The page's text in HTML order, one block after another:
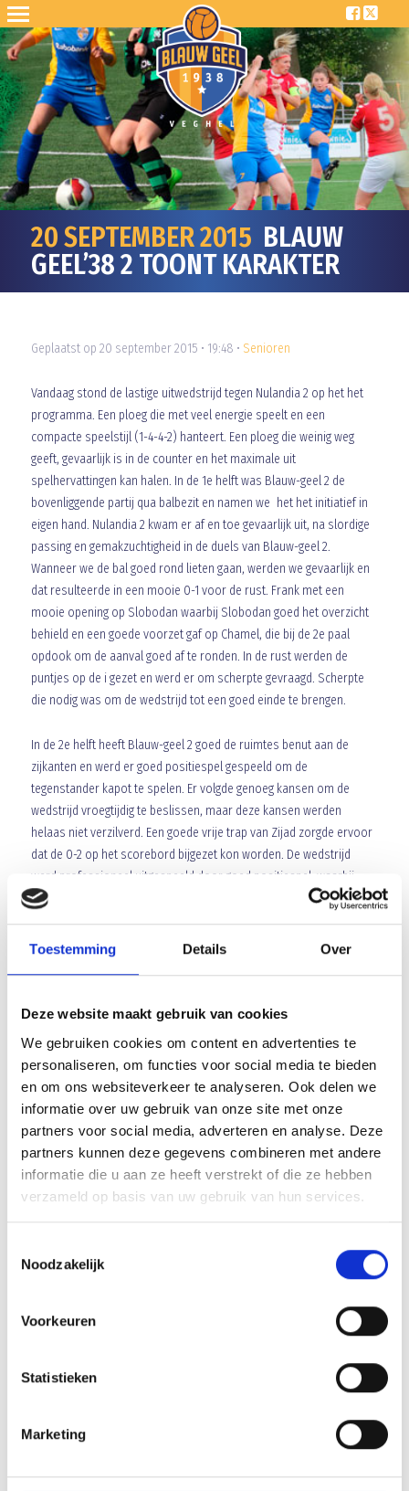
Toestemming Details Over
Deze website maakt gebruik van cookies
We gebruiken cookies om content en advertenties te
personaliseren, om functies voor social media te bieden
en om ons websiteverkeer te analyseren. Ook delen we
informatie over uw gebruik van onze site met onze
partners voor social media, adverteren en analyse. Deze
partners kunnen deze gegevens combineren met andere
informatie die u aan ze heeft verstrekt of die ze hebben
verzameld op basis van uw gebruik van hun services.
Noodzakelijk
Voorkeuren
Statistieken
Marketing
20 SEPTEMBER 2015 BLAUW
GEEL’38 2 TOONT KARAKTER
Geplaatst op 20 september 2015 • 19:48 • Senioren
Vandaag stond de lastige uitwedstrijd tegen Nulandia 2 op het het
programma. Een ploeg die met veel energie speelt en een
compacte speelstijl (1-4-4-2) hanteert. Een ploeg die weinig weg
geeft, gevaarlijk is in de counter en het maximale uit
spelhervattingen kan halen. In de 1e helft was Blauw-geel 2 de
bovenliggende partij qua balbezit en namen we het het initiatief in
eigen hand. Nulandia 2 kwam er af en toe gevaarlijk uit, na slordige
passing en gemakzuchtigheid in de duels van Blauw-geel 2.
Wanneer we de bal goed rond lieten gaan, werden we gevaarlijk en
dat resulteerde in een mooie 0-1 voor de rust. Frank met een
mooie opening op Slobodan waarbij Slobodan goed het overzicht
behield en een goede voorzet gaf op Chamel, die bij de 2e paal
opdook om de aanval goed af te ronden. In de rust werden de
puntjes op de i gezet en werd er om scherpte gevraagd. Scherpte
die nodig was om de wedstrijd tot een goed einde te brengen.
In de 2e helft heeft Blauw-geel 2 goed de ruimtes benut aan de
zijkanten en werd er goed positiespel gespeeld om de
tegenstander kapot te spelen. Er volgde genoeg kansen om de
wedstrijd vroegtijdig te beslissen, maar deze kansen werden
helaas niet verzilverd. Een goede vrije trap van Zijad zorgde ervoor
dat de 0-2 op het scorebord bijgezet kon worden. De wedstrijd
werd professioneel uitgespeeld door goed positiespel, waarbij
Nulandia 2 alleen maar een paar opportunistische ballen richting de
spitsen afvuurde maar deze werden nimmer gevaarlijk.
Complimenten voor de ingevallen krachten die ervoor zorgde dat
gestreden om het gewenste resultaat te behalen. Volgende week
wedstrijd om naar uit te kijken. Youssef Laaroussi
Array
TwitterFacebookWhatsApp
Met sponsor Koflexwerk en twee overwinningen op rij
Koude kermis; nul uit drie
AANMELDEN LID